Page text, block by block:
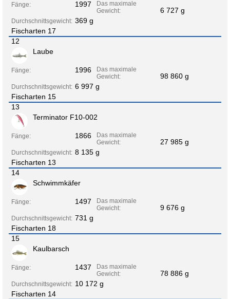
Fänge: 1997
Das maximale
Gewicht:
6 727 g
Durchschnittsgewicht: 369 g
Fischarten 17
12
Laube
Fänge: 1996
Das maximale
Gewicht:
98 860 g
Durchschnittsgewicht: 6 997 g
Fischarten 15
13
Terminator F10-002
Fänge: 1866
Das maximale
Gewicht:
27 985 g
Durchschnittsgewicht: 8 135 g
Fischarten 13
14
Schwimmkäfer
Fänge: 1497
Das maximale
Gewicht:
9 676 g
Durchschnittsgewicht: 731 g
Fischarten 18
15
Kaulbarsch
Fänge: 1437
Das maximale
Gewicht:
78 886 g
Durchschnittsgewicht: 10 172 g
Fischarten 14